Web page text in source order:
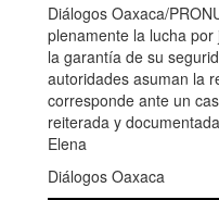
Diálogos Oaxaca/
plenamente la lucha
la garantía de su
autoridades asuman la
corresponde ante un
reiterada y
Elena
Diálogos Oaxaca